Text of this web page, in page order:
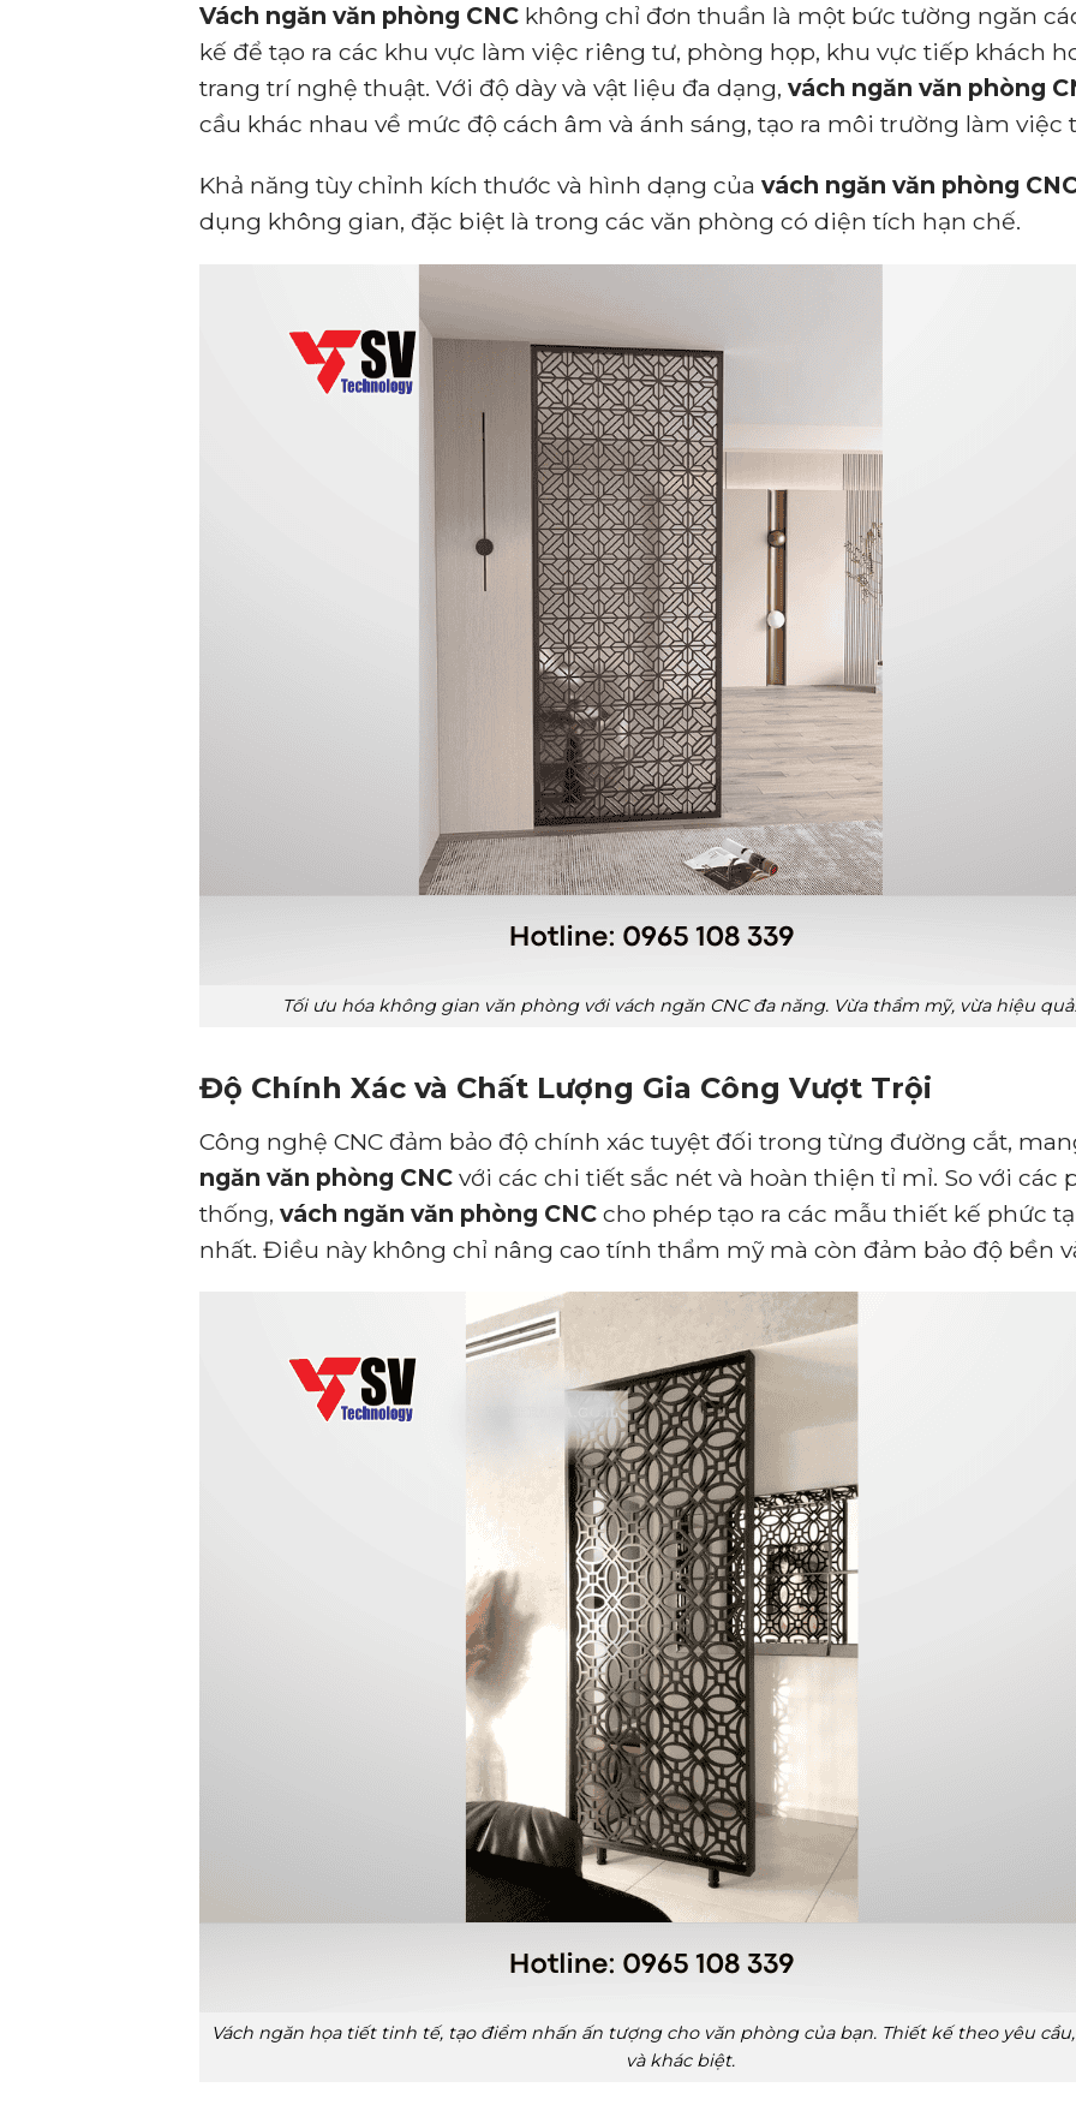
Vách ngăn văn phòng CNC không chỉ đơn thuần là một bức tường ngăn
kế để tạo ra các khu vực làm việc riêng tư, phòng họp, khu vực tiếp khách
trang trí nghệ thuật. Với độ dày và vật liệu đa dạng,vách ngăn văn phòng
cầu khác nhau về mức độ cách âm và ánh sáng, tạo ra môi trường làm việc
Khả năng tùy chỉnh kích thước và hình dạng củavách ngăn văn phòng
dụng không gian, đặc biệt là trong các văn phòng có diện tích hạn chế.
Tối ưu hóa không gian văn phòng với vách ngăn CNC đa năng. Vừa thẩm mỹ, vừa hiệu
Độ Chính Xác và Chất Lượng Gia Công Vượt Trội
Công nghệ CNC đảm bảo độ chính xác tuyệt đối trong từng đường cắt,
ngăn văn phòng CNC với các chi tiết sắc nét và hoàn thiện tỉ mỉ. So với
thống,vách ngăn văn phòng CNC cho phép tạo ra các mẫu thiết kế phức
nhất. Điều này không chỉ nâng cao tính thẩm mỹ mà còn đảm bảo độ bền
Vách ngăn họa tiết tinh tế, tạo điểm nhấn ấn tượng cho văn phòng của bạn. Thiết kế theo yêu
và khác biệt.